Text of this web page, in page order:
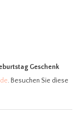
Geschenk
. Besuchen Sie diese